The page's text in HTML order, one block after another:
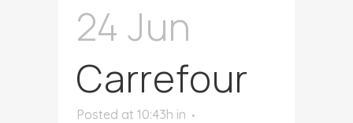
24 Jun
Carrefour
Posted at 10:43h in